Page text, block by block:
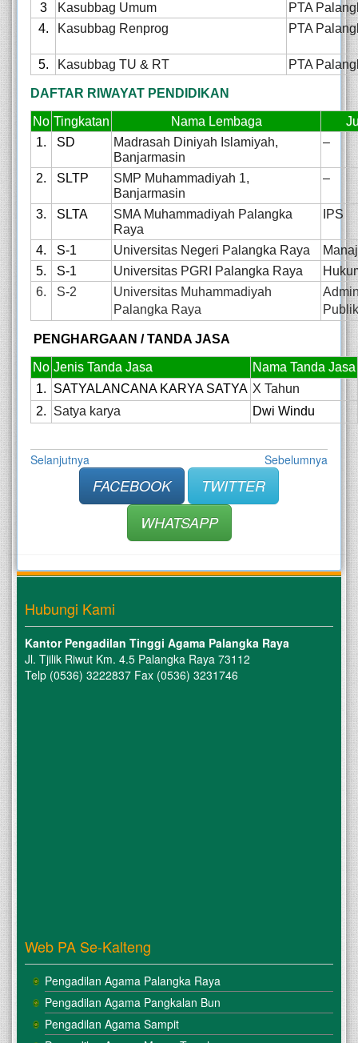
3 Kasubbag Umum
PTA
4.
Kasubbag Renprog PTA
5. Kasubbag TU & RT PTA
DAFTAR RIWAYAT PENDIDIKAN
No Tingkatan Nama Lembaga
1.
SD
Madrasah Diniyah Islamiyah,
Banjarmasin
–
2. SLTP
SMP Muhammadiyah 1,
Banjarmasin
–
3. SLTA
SMA Muhammadiyah Palangka
Raya
IPS
4. S-1 Universitas Negeri Palangka Raya
5.
S-1 Universitas PGRI Palangka Raya
6.
S-2
Universitas Muhammadiyah
Palangka Raya
Publik
PENGHARGAAN / TANDA JASA
No Jenis Tanda Jasa
Nama Tanda Jasa
1.
SATYALANCANA KARYA SATYA X Tahun
2.
Satya karya Dwi Windu
Selanjutnya Sebelumnya
FACEBOOK
TWITTER
WHATSAPP
Hubungi Kami
Kantor Pengadilan Tinggi Agama Palangka Raya
Jl. Tjilik Riwut Km. 4.5 Palangka Raya 73112
Telp (0536) 3222837 Fax (0536) 3231746
Web PA Se-Kalteng
Pengadilan Agama Palangka Raya
Pengadilan Agama Pangkalan Bun
Pengadilan Agama Sampit